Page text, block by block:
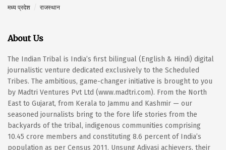
मध्य प्रदेश
राजस्थान
About Us
The Indian Tribal is India’s first bilingual (English & Hindi) digital
journalistic venture dedicated exclusively to the Scheduled
Tribes. The ambitious, game-changer initiative is brought to you
by Madtri Ventures Pvt Ltd (www.madtri.com). From the North
East to Gujarat, from Kerala to Jammu and Kashmir — our
seasoned journalists bring to the fore life stories from the
backyards of the tribal, indigenous communities comprising
10.45 crore members and constituting 8.6 percent of India’s
population as per Census 2011. Unsung Adivasi achievers, their